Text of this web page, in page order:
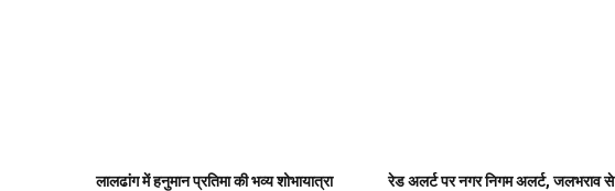
लालढांग में हनुमान प्रतिमा की भव्य शोभायात्रा
रेड अलर्ट पर नगर निगम अलर्ट, जलभराव से